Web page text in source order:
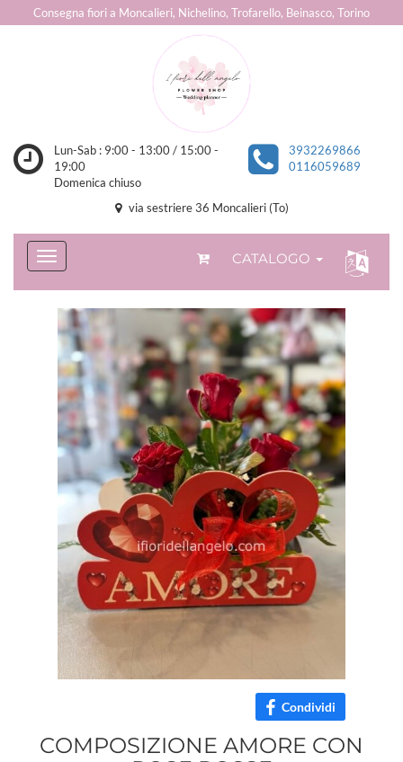
Consegna fiori a Moncalieri, Nichelino, Trofarello, Beinasco, Torino
Lun-Sab : 9:00 - 13:00 / 15:00 -
19:00
Domenica chiuso
3932269866
0116059689
via sestriere 36 Moncalieri (To)
CATALOGO
Condividi
COMPOSIZIONE AMORE CON